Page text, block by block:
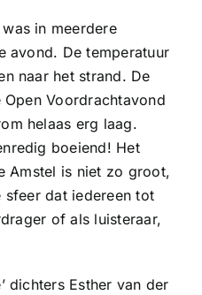
in meerdere
avond. De temperatuur
naar het strand. De
Voordrachtavond
helaas erg laag.
boeiend! Het
Amstel is niet zo groot,
sfeer dat iedereen tot
of als luisteraar,
dichters Esther van der